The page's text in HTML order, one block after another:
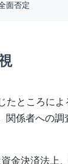
面否定
たところに
関係者への
金決済法上